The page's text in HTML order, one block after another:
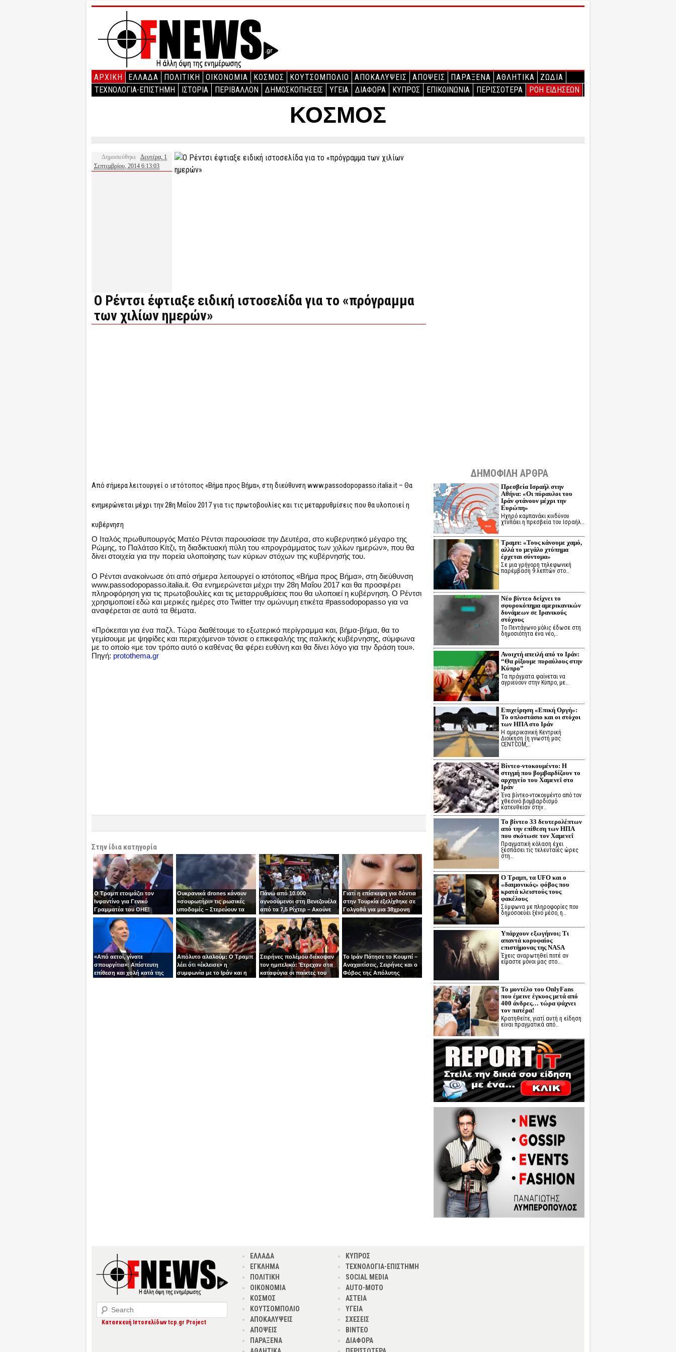
ΑΡΧΙΚΉ ΕΛΛΑΔΑ ΠΟΛΙΤΙΚΗ ΟΙΚΟΝΟΜΙΑ ΚΟΣΜΟΣ ΚΟΥΤΣΟΜΠΟΛΙΟ ΑΠΟΚΑΛΥΨΕΙΣ ΑΠΟΨΕΙΣ ΠΑΡΑΞΕΝΑ ΑΘΛΗΤΙΚΑ
ΖΩΔΙΑ
ΤΕΧΝΟΛΟΓΙΑ-ΕΠΙΣΤΗΜΗ
ΙΣΤΟΡΙΑ ΠΕΡΙΒΑΛΛΟΝ ΔΗΜΟΣΚΟΠΗΣΕΙΣ ΥΓΕΙΑ ΔΙΑΦΟΡΑ ΚΥΠΡΟΣ ΕΠΙΚΟΙΝΩΝΙΑ ΠΕΡΙΣΣΟΤΕΡΑ ΡΟΗ ΕΙΔΗΣΕΩΝ
ΚΟΣΜΟΣ
Δημοσιεύθηκε Δευτέρα, 1
Σεπτεμβρίου, 2014 6:13:03
Ο Ρέντσι έφτιαξε ειδική ιστοσελίδα για το «πρόγραμμα
των χιλίων ημερών»
Από σήμερα λειτουργεί ο ιστότοπος «Βήμα προς Βήμα», στη διεύθυνση www.passodopopasso.italia.it – Θα
ενημερώνεται μέχρι την 28η Μαΐου 2017 για τις πρωτοβουλίες και τις μεταρρυθμίσεις που θα υλοποιεί η
κυβέρνηση
Ο Ιταλός πρωθυπουργός Ματέο Ρέντσι παρουσίασε την Δευτέρα, στο κυβερνητικό μέγαρο της
Ρώμης, το Παλάτσο Κίτζι, τη διαδικτυακή πύλη του «προγράμματος των χιλίων ημερών», που θα
δίνει στοιχεία για την πορεία υλοποίησης των κύριων στόχων της κυβέρνησής του.
Ο Ρέντσι ανακοίνωσε ότι από σήμερα λειτουργεί ο ιστότοπος «Βήμα προς Βήμα», στη διεύθυνση
www.passodopopasso.italia.it. Θα ενημερώνεται μέχρι την 28η Μαΐου 2017 και θα προσφέρει
πληροφόρηση για τις πρωτοβουλίες και τις μεταρρυθμίσεις που θα υλοποιεί η κυβέρνηση. Ο Ρέντσι
χρησιμοποιεί εδώ και μερικές ημέρες στο Twitter την ομώνυμη ετικέτα #passodopopasso για να
αναφέρεται σε αυτά τα θέματα.
«Πρόκειται για ένα παζλ. Τώρα διαθέτουμε το εξωτερικό περίγραμμα και, βήμα-βήμα, θα το
γεμίσουμε με ψηφίδες και περιεχόμενο» τόνισε ο επικεφαλής της ιταλικής κυβέρνησης, σύμφωνα
με το οποίο «με τον τρόπο αυτό ο καθένας θα φέρει ευθύνη και θα δίνει λόγο για την δράση του».
Πηγή: protothema.gr
Στην ίδια κατηγορία
Ο Τραμπ ετοιμάζει τον
Ινφαντίνο για Γενικό
Γραμματέα του ΟΗΕ!
Ουκρανικά drones κάνουν
«σουρωτήρι» τις ρωσικές
υποδομές – Στερεύουν τα
καύσιμα του Πούτιν
Πάνω από 10.000
αγνοούμενοι στη Βενεζουέλα
από τα 7,5 Ρίχτερ – Ακούνε
φωνές κάτω από τα
συντρίμμια
Γιατί η επίσκεψη για δόντια
στην Τουρκία εξελίχθηκε σε
Γολγοθά για μια 38χρονη
μητέρα
«Από αετοί, γίνατε
σπουργίτια»: Απίστευτη
επίθεση και χολή κατά της
Απόλυτο αλαλούμ: Ο Τραμπ
λέει ότι «έκλεισε» η
συμφωνία με το Ιράν και η
Σειρήνες πολέμου διέκοψαν
τον ημιτελικό: Έτρεχαν στα
καταφύγια οι παίκτες του
Το Ιράν Πάτησε το Κουμπί –
Αναχαιτίσεις, Σειρήνες και ο
Φόβος της Απόλυτης
ΔΗΜΟΦΙΛΗ ΑΡΘΡΑ
Πρεσβεία Ισραήλ στην
Αθήνα: «Οι πύραυλοι του
Ιράν φτάνουν μέχρι την
Ευρώπη»
Ηχηρό καμπανάκι κινδύνου
χτυπάει η πρεσβεία του Ισραήλ…
Τραμπ: «Τους κάνουμε χαμό,
αλλά το μεγάλο χτύπημα
έρχεται σύντομα»
Σε μια γρήγορη τηλεφωνική
παρέμβαση 9 λεπτών στο…
Νέο βίντεο δείχνει το
σφυροκόπημα αμερικανικών
δυνάμεων σε Ιρανικούς
στόχους
Το Πεντάγωνο μόλις έδωσε στη
δημοσιότητα ένα νέο,…
Ανοιχτή απειλή από το Ιράν:
“Θα ρίξουμε πυραύλους στην
Κύπρο”
Τα πράγματα φαίνεται να
αγριεύουν στην Κύπρο, με…
Επιχείρηση «Επική Οργή»:
Το οπλοστάσιο και οι στόχοι
των ΗΠΑ στο Ιράν
Η αμερικανική Κεντρική
Διοίκηση (η γνωστή μας
CENTCOM,…
Βίντεο-ντοκουμέντο: Η
στιγμή που βομβαρδίζουν το
αρχηγείο του Χαμενεΐ στο
Ιράν
Ένα βίντεο-ντοκουμέντο από τον
χθεσινό βομβαρδισμό
κατευθείαν στην…
Το βίντεο 33 δευτερολέπτων
από την επίθεση των ΗΠΑ
που σκότωσε τον Χαμενεΐ
Πραγματική κόλαση έχει
ξεσπάσει τις τελευταίες ώρες
στη…
Ο Τραμπ, τα UFO και ο
«δαιμονικός» φόβος που
κρατά κλειστούς τους
φακέλους
Σύμφωνα με πληροφορίες που
δημοσοεύει ξένο μέσο, η…
Υπάρχουν εξωγήινοι; Τι
απαντά κορυφαίος
επιστήμονας της NASA
Έχεις αναρωτηθεί ποτέ αν
είμαστε μόνοι μας στο…
Το μοντέλο του OnlyFans
που έμεινε έγκυος μετά από
400 άνδρες… τώρα ψάχνει
τον πατέρα!
Κρατηθείτε, γιατί αυτή η είδηση
είναι πραγματικά από…
Search
Κατασκευή Ιστοσελίδων tcp.gr Project
ΕΛΛΑΔΑ
ΕΓΚΛΗΜΑ
ΠΟΛΙΤΙΚΗ
ΟΙΚΟΝΟΜΙΑ
ΚΟΣΜΟΣ
ΚΟΥΤΣΟΜΠΟΛΙΟ
ΑΠΟΚΑΛΥΨΕΙΣ
ΑΠΟΨΕΙΣ
ΠΑΡΑΞΕΝΑ
ΚΥΠΡΟΣ
ΤΕΧΝΟΛΟΓΙΑ-ΕΠΙΣΤΗΜΗ
SOCIAL MEDIA
AUTO-MOTO
ΑΣΤΕΙΑ
ΥΓΕΙΑ
ΣΧΕΣΕΙΣ
ΒΙΝΤΕΟ
ΔΙΑΦΟΡΑ